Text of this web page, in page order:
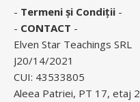
- Termeni și Condiții -
- CONTACT -
Elven Star Teachings SRL
J20/14/2021
CUI: 43533805
Aleea Patriei, PT 17, etaj 2